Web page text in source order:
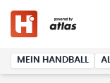
MEIN HANDBALL